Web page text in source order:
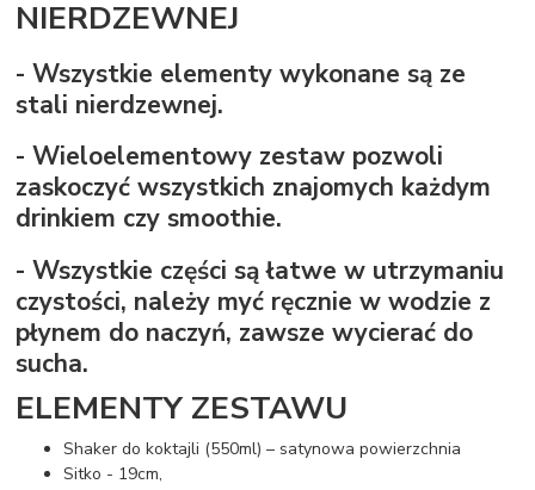
NIERDZEWNEJ
- Wszystkie elementy wykonane są ze
stali nierdzewnej.
- Wieloelementowy zestaw pozwoli
zaskoczyć wszystkich znajomych każdym
drinkiem czy smoothie.
- Wszystkie części są łatwe w utrzymaniu
czystości, należy myć ręcznie w wodzie z
płynem do naczyń, zawsze wycierać do
sucha.
ELEMENTY ZESTAWU
Shaker do koktajli (550ml) – satynowa powierzchnia
Sitko - 19cm,